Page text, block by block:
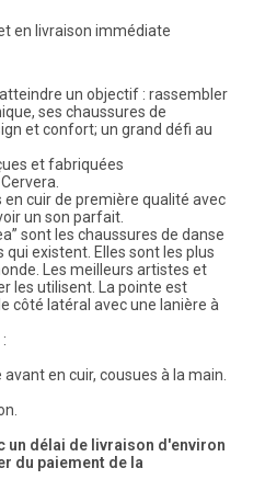
en livraison immédiate
un objectif : rassembler
ses chaussures de
et confort; un grand défi au
et fabriquées
cuir de première qualité avec
un son parfait.
sont les chaussures de danse
existent. Elles sont les plus
Les meilleurs artistes et
les utilisent. La pointe est
côté latéral avec une lanière à
en cuir, cousues à la main.
un délai de livraison d'environ
du paiement de la